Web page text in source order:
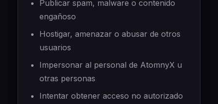
Publicar spam, malware o contenido
engañoso
Hostigar, amenazar o abusar de otros
usuarios
Impersonar al personal de AtomnyX u
otras personas
Intentar obtener acceso no autorizado